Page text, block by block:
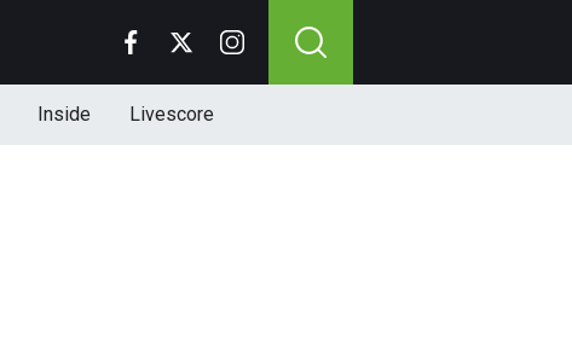
Inside Livescore